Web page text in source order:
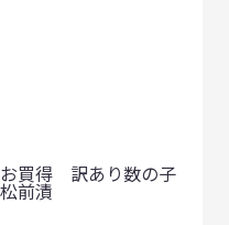
お買得 訳あり数の子
松前漬